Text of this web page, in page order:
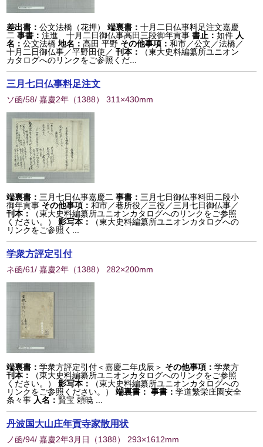
差出書：公文法橋（花押） 端裏書：十月二日仏事料足注文嘉慶
二 事書：注進 十月二日御仏事高田三段御年貢事 書止：如件 人
名：公文法橋 地名：高田 平野 その他事項：和市／公文／法橋／
十月二日御仏事／平野田使／刊本：
（東大史料編纂所ユニオン
カタログへのリンクをご参照くだ...
三月七日仏事料足注文
ソ函/58/ 嘉慶2年 （1388） 311×430mm
端裏書： 三月七日仏事嘉慶二 事書： 三月七日御仏事料田二段小
御年貢事 その他事項：和市／巷所役／三役／三月七日御仏事／
刊本：
（東大史料編纂所ユニオンカタログへのリンクをご参照
ください。）
影写本：
（東大史料編纂所ユニオンカタログへの
リンクをご参照く...
学衆方評定引付
ネ函/61/ 嘉慶2年 （1388） 282×200mm
端裏書：学衆方評定引付＜嘉慶二年戊辰＞ その他事項：学衆方
刊本：
（東大史料編纂所ユニオンカタログへのリンクをご参照
ください。）
影写本：
（東大史料編纂所ユニオンカタログへの
リンクをご参照ください。）
端裏書： 事書：学道繁栄庄園安全
条々事 人名： 賢宝 頼暁 ...
丹波国大山庄年貢寺家散用状
ノ函/94/ 嘉慶2年3月日 （1388） 293×1612mm